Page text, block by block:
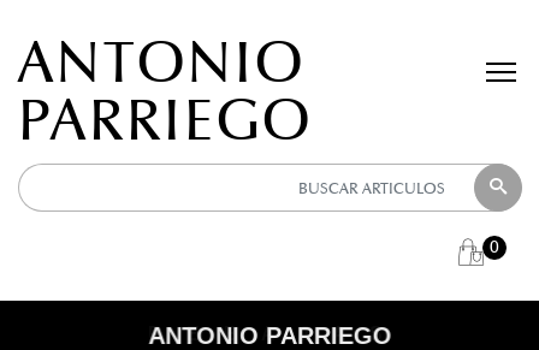
ANTONIO
PARRIEGO
0
R E B A J A S
ANTONIO PARRIEGO